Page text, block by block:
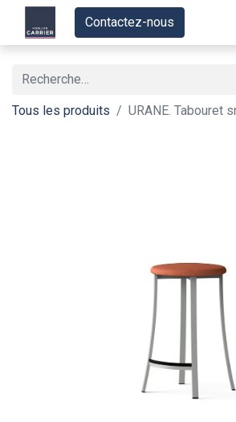
Contactez-nous
Tous les produits URANE. Tabouret